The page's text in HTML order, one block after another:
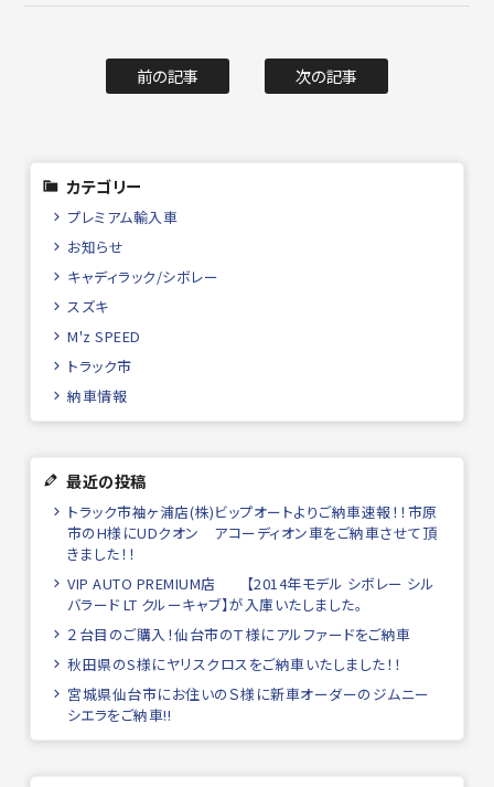
前の記事 次の記事
カテゴリー
プレミアム輸入車
お知らせ
キャディラック/シボレー
スズキ
M'z SPEED
トラック市
納車情報
最近の投稿
トラック市袖ヶ浦店(株)ビップオートよりご納車速報！！市原
市のH様にUDクオン アコーディオン車をご納車させて頂
きました！！
VIP AUTO PREMIUM店 【2014年モデル シボレー シル
バラード LT クルーキャブ】が入庫いたしました。
２台目のご購入！仙台市のＴ様にアルファードをご納車
秋田県のS様にヤリスクロスをご納車いたしました！！
宮城県仙台市にお住いのＳ様に新車オーダーのジムニー
シエラをご納車!!